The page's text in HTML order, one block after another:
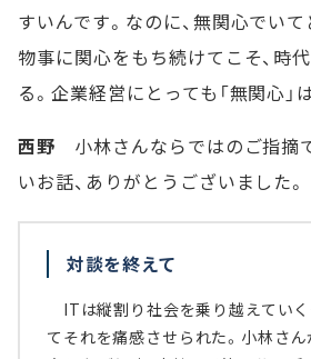
すいんです。なのに、無関心でいて
物事に関心をもち続けてこそ、時
る。企業経営にとっても「無関心」
西野 小林さんならではのご指摘
いお話、ありがとうございました。
対談を終えて
ITは縦割り社会を乗り越えていく
てそれを痛感させられた。小林さん